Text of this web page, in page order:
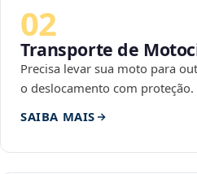
02
Transporte de
Precisa levar sua moto para
o deslocamento com proteção.
SAIBA MAIS